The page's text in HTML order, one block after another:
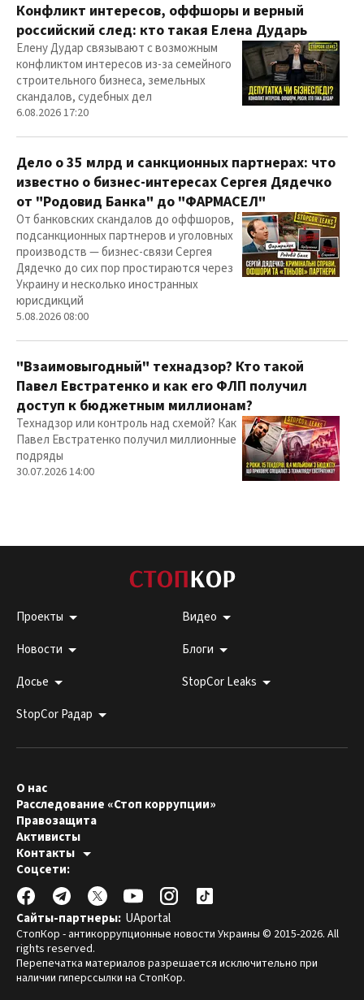
Конфликт интересов, оффшоры и верный
российский след: кто такая Елена Дударь
Елену Дудар связывают с возможным
конфликтом интересов из-за семейного
строительного бизнеса, земельных
скандалов, судебных дел
6.08.2026 17:20
Дело о 35 млрд и санкционных партнерах: что
известно о бизнес-интересах Сергея Дядечко
от "Родовид Банка" до "ФАРМАСЕЛ"
От банковских скандалов до оффшоров,
подсанкционных партнеров и уголовных
производств — бизнес-связи Сергея
Дядечко до сих пор простираются через
Украину и несколько иностранных
юрисдикций
5.08.2026 08:00
"Взаимовыгодный" технадзор? Кто такой
Павел Евстратенко и как его ФЛП получил
доступ к бюджетным миллионам?
Технадзор или контроль над схемой? Как
Павел Евстратенко получил миллионные
подряды
30.07.2026 14:00
Проекты
Видео
Новости
Блоги
Досье
StopCor Leaks
StopCor Радар
Сайты-партнеры: UAportal
СтопКор - антикоррупционные новости Украины © 2015-2026. All
rights reserved.
Перепечатка материалов разрешается исключительно при
наличии гиперссылки на СтопКор.
О нас
Расследование «Стоп коррупции»
Правозащита
Активисты
Контакты
Горячая линия:
Редакция СтопКора:
Юристы:
law@stopcor.org
Правозащитники:
Журналисты-расследователи:
media@stopcor.org
Соцсети: